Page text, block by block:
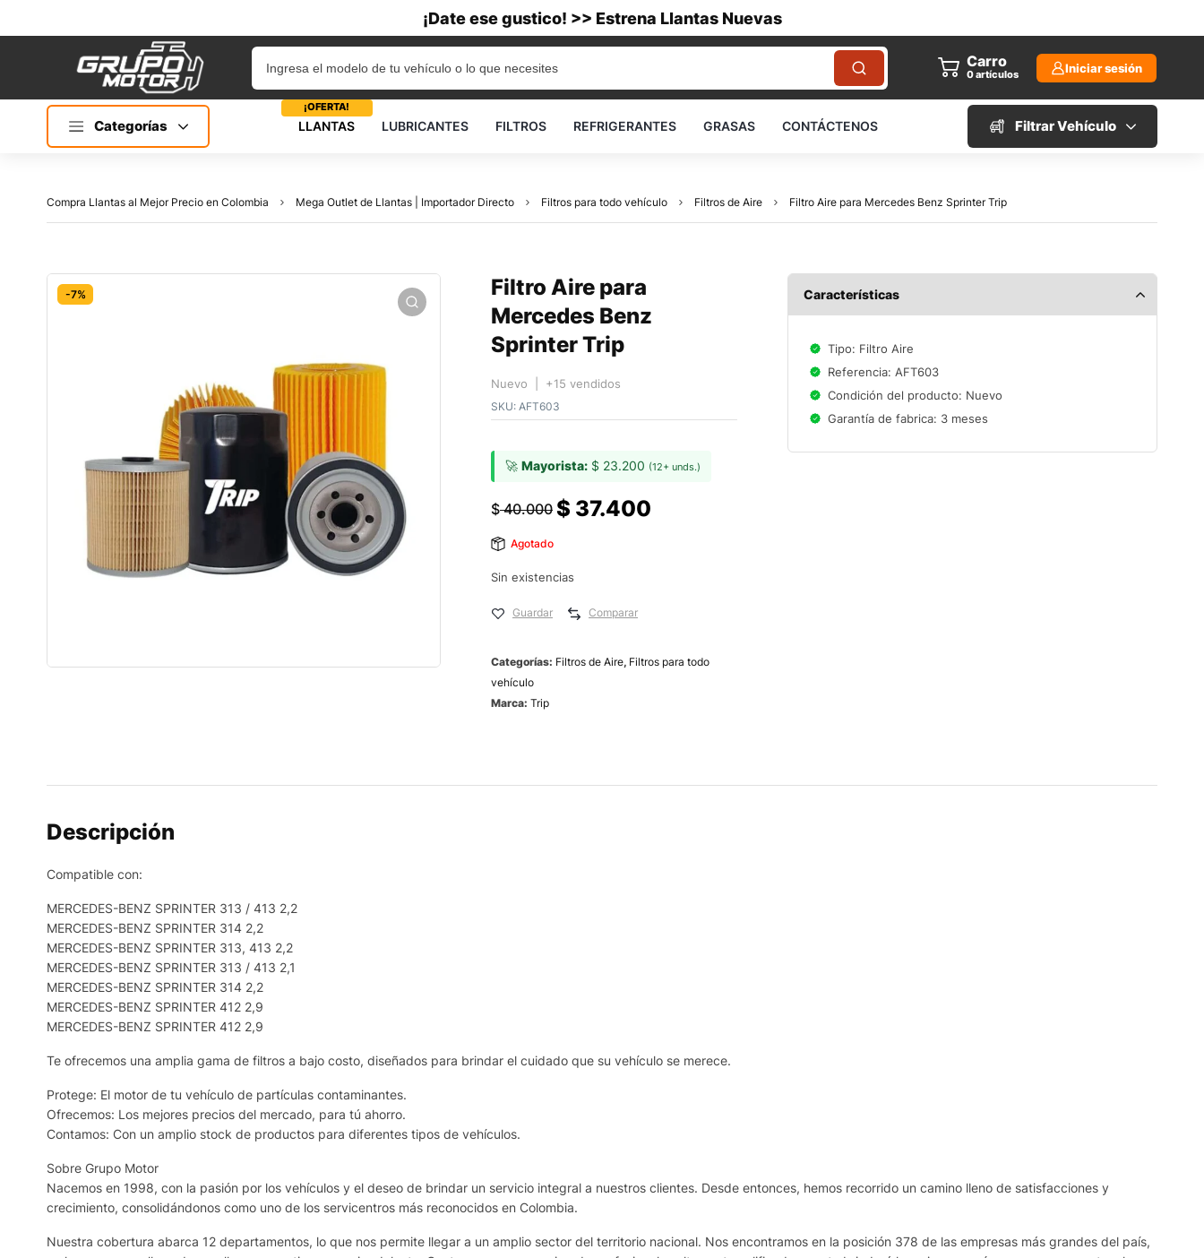
¡Date ese gustico! >> Estrena Llantas Nuevas
Carro
0artículos Iniciar sesión
Categorías LLANTAS
¡OFERTA!
LUBRICANTES FILTROS REFRIGERANTES GRASAS CONTÁCTENOS Filtrar Vehículo
Compra Llantas al Mejor Precio en Colombia Mega Outlet de Llantas | Importador Directo Filtros para todo vehículo Filtros de Aire Filtro Aire para Mercedes Benz Sprinter Trip
-7%
Filtro Aire para
Mercedes Benz
Sprinter Trip
Nuevo | +15 vendidos
SKU: AFT603
🚀 Mayorista: $ 23.200 (12+ unds.)
$40.000 $ 37.400
Agotado
Sin existencias
Guardar Comparar
Categorías: Filtros de Aire, Filtros para todo
vehículo
Marca: Trip
Características
Tipo: Filtro Aire
Referencia: AFT603
Condición del producto: Nuevo
Garantía de fabrica: 3 meses
Descripción
Compatible con:
MERCEDES-BENZ SPRINTER 313 / 413 2,2
MERCEDES-BENZ SPRINTER 314 2,2
MERCEDES-BENZ SPRINTER 313, 413 2,2
MERCEDES-BENZ SPRINTER 313 / 413 2,1
MERCEDES-BENZ SPRINTER 314 2,2
MERCEDES-BENZ SPRINTER 412 2,9
MERCEDES-BENZ SPRINTER 412 2,9
Te ofrecemos una amplia gama de filtros a bajo costo, diseñados para brindar el cuidado que su vehículo se merece.
Protege: El motor de tu vehículo de partículas contaminantes.
Ofrecemos: Los mejores precios del mercado, para tú ahorro.
Contamos: Con un amplio stock de productos para diferentes tipos de vehículos.
Sobre Grupo Motor
Nacemos en 1998, con la pasión por los vehículos y el deseo de brindar un servicio integral a nuestros clientes. Desde entonces, hemos recorrido un camino lleno de satisfacciones y
crecimiento, consolidándonos como uno de los servicentros más reconocidos en Colombia.
Nuestra cobertura abarca 12 departamentos, lo que nos permite llegar a un amplio sector del territorio nacional. Nos encontramos en la posición 378 de las empresas más grandes del país,